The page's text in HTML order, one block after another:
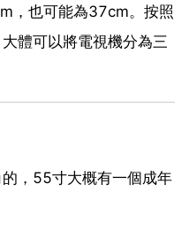
，也可能為37cm。按照
體可以將電視機分為三
，55寸大概有一個成年